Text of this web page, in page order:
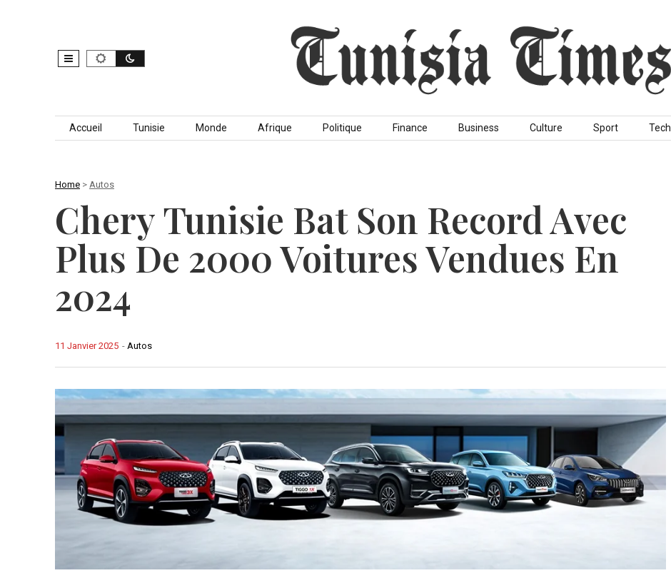
Skip to content
Accueil Tunisie Monde Afrique Politique Finance Business Culture Sport Tech
Home > Autos
Chery Tunisie Bat Son Record Avec
Plus De 2000 Voitures Vendues En
2024
- Autos
11 Janvier 2025